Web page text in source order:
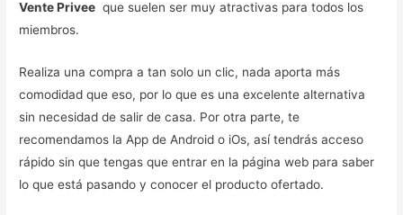
Vente Privee que suelen ser muy atractivas para todos los
miembros.
Realiza una compra a tan solo un clic, nada aporta más
comodidad que eso, por lo que es una excelente alternativa
sin necesidad de salir de casa. Por otra parte, te
recomendamos la App de Android o iOs, así tendrás acceso
rápido sin que tengas que entrar en la página web para saber
lo que está pasando y conocer el producto ofertado.